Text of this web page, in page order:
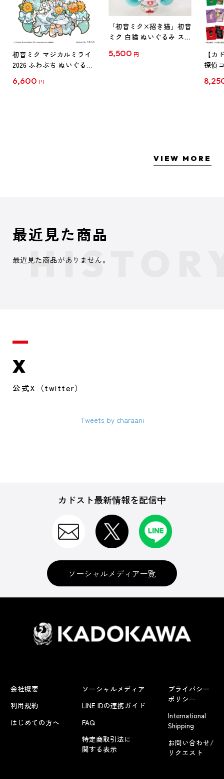
初音ミク マジカルミライ
2026 ふわぷち ぬいぐるみ
6,600 円
「初音ミク×招き猫」初音
ミク 白猫 ぬいぐるみ スタ
5,500 円
【カ
探偵
クリ
VIEW MORE
最近見た商品
最近見た商品がありません。
X
公式X（twitter）
Tweets by charaani
カドスト最新情報を配信中
ソーシャルメディア一覧
会社概要
利用規約
はじめての方へ
ソーシャルメディア
LINE IDの連携ガイド
FAQ
特定商取引法に
関する表示
プライバシー
ポリシー
International
Shipping
お問い合わせ/
リクエスト